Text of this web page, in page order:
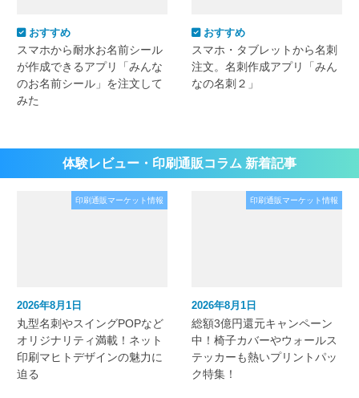
おすすめ
スマホから耐水お名前シール
が作成できるアプリ「みんな
のお名前シール」を注文して
みた
おすすめ
スマホ・タブレットから名刺
注文。名刺作成アプリ「みん
なの名刺２」
体験レビュー・印刷通販コラム 新着記事
印刷通販マーケット情報
2026年8月1日
丸型名刺やスイングPOPなど
オリジナリティ満載！ネット
印刷マヒトデザインの魅力に
迫る
印刷通販マーケット情報
2026年8月1日
総額3億円還元キャンペーン
中！椅子カバーやウォールス
テッカーも熱いプリントパッ
ク特集！